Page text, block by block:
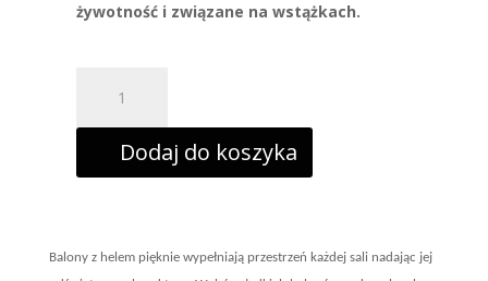
żywotność i związane na wstążkach.
Bukiety
na
Dodaj do koszyka
Balony z helem pięknie wypełniają przestrzeń każdej sali nadając jej